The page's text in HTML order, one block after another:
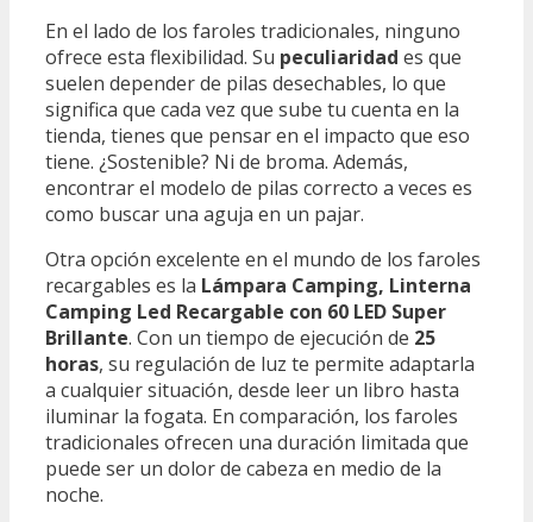
En el lado de los faroles tradicionales, ninguno
ofrece esta flexibilidad. Su peculiaridad es que
suelen depender de pilas desechables, lo que
significa que cada vez que sube tu cuenta en la
tienda, tienes que pensar en el impacto que eso
tiene. ¿Sostenible? Ni de broma. Además,
encontrar el modelo de pilas correcto a veces es
como buscar una aguja en un pajar.
Otra opción excelente en el mundo de los faroles
recargables es la Lámpara Camping, Linterna
Camping Led Recargable con 60 LED Super
Brillante. Con un tiempo de ejecución de 25
horas, su regulación de luz te permite adaptarla
a cualquier situación, desde leer un libro hasta
iluminar la fogata. En comparación, los faroles
tradicionales ofrecen una duración limitada que
puede ser un dolor de cabeza en medio de la
noche.